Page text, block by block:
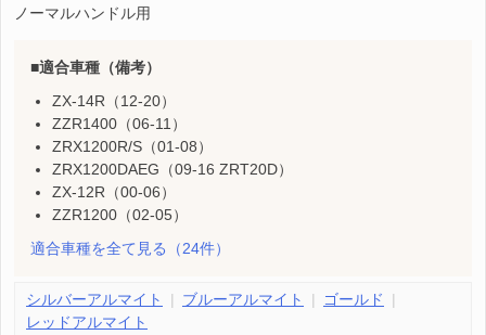
ノーマルハンドル用
適合車種（備考）
ZX-14R（12-20）
ZZR1400（06-11）
ZRX1200R/S（01-08）
ZRX1200DAEG（09-16 ZRT20D）
ZX-12R（00-06）
ZZR1200（02-05）
適合車種を全て見る
（24件）
シルバーアルマイト ブルーアルマイト
ゴールド
レッドアルマイト